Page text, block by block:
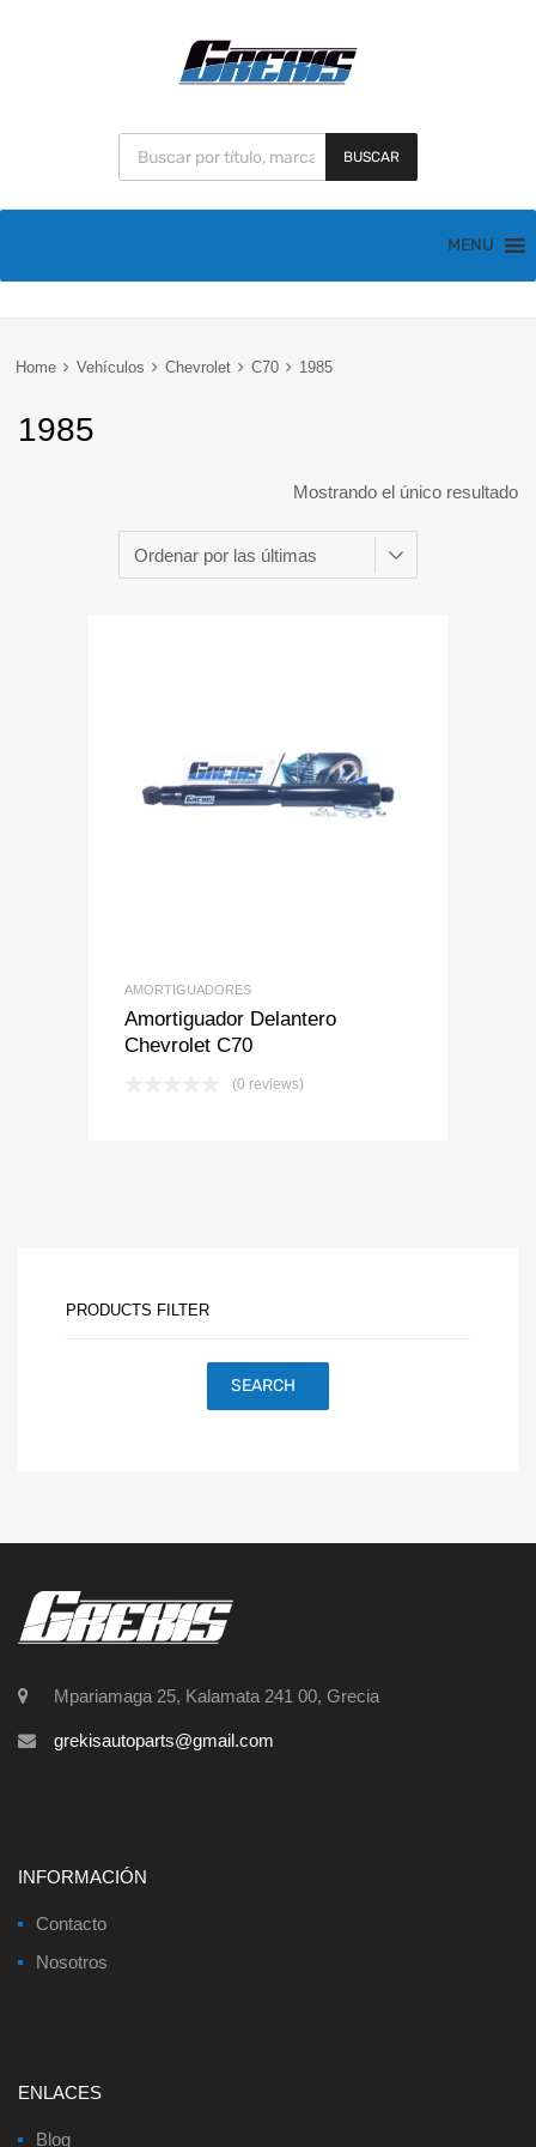
BUSCAR
MENU
Home Vehículos Chevrolet C70 1985
1985
Mostrando el único resultado
Add to Wishlist
Add to Compare
AMORTIGUADORES
Amortiguador Delantero
Chevrolet C70
(0 reviews)
PRODUCTS FILTER
SEARCH
Mpariamaga 25, Kalamata 241 00, Grecia
grekisautoparts@gmail.com
INFORMACIÓN
Contacto
Nosotros
ENLACES
Blog